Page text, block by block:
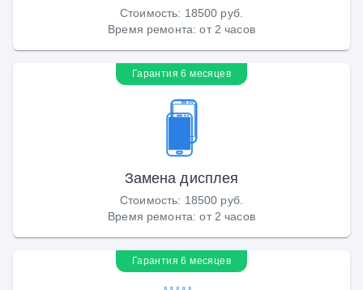
Стоимость: 18500 руб.
Время ремонта:от 2 часов
Гарантия 6 месяцев
Замена дисплея
Стоимость: 18500 руб.
Время ремонта:от 2 часов
Гарантия 6 месяцев